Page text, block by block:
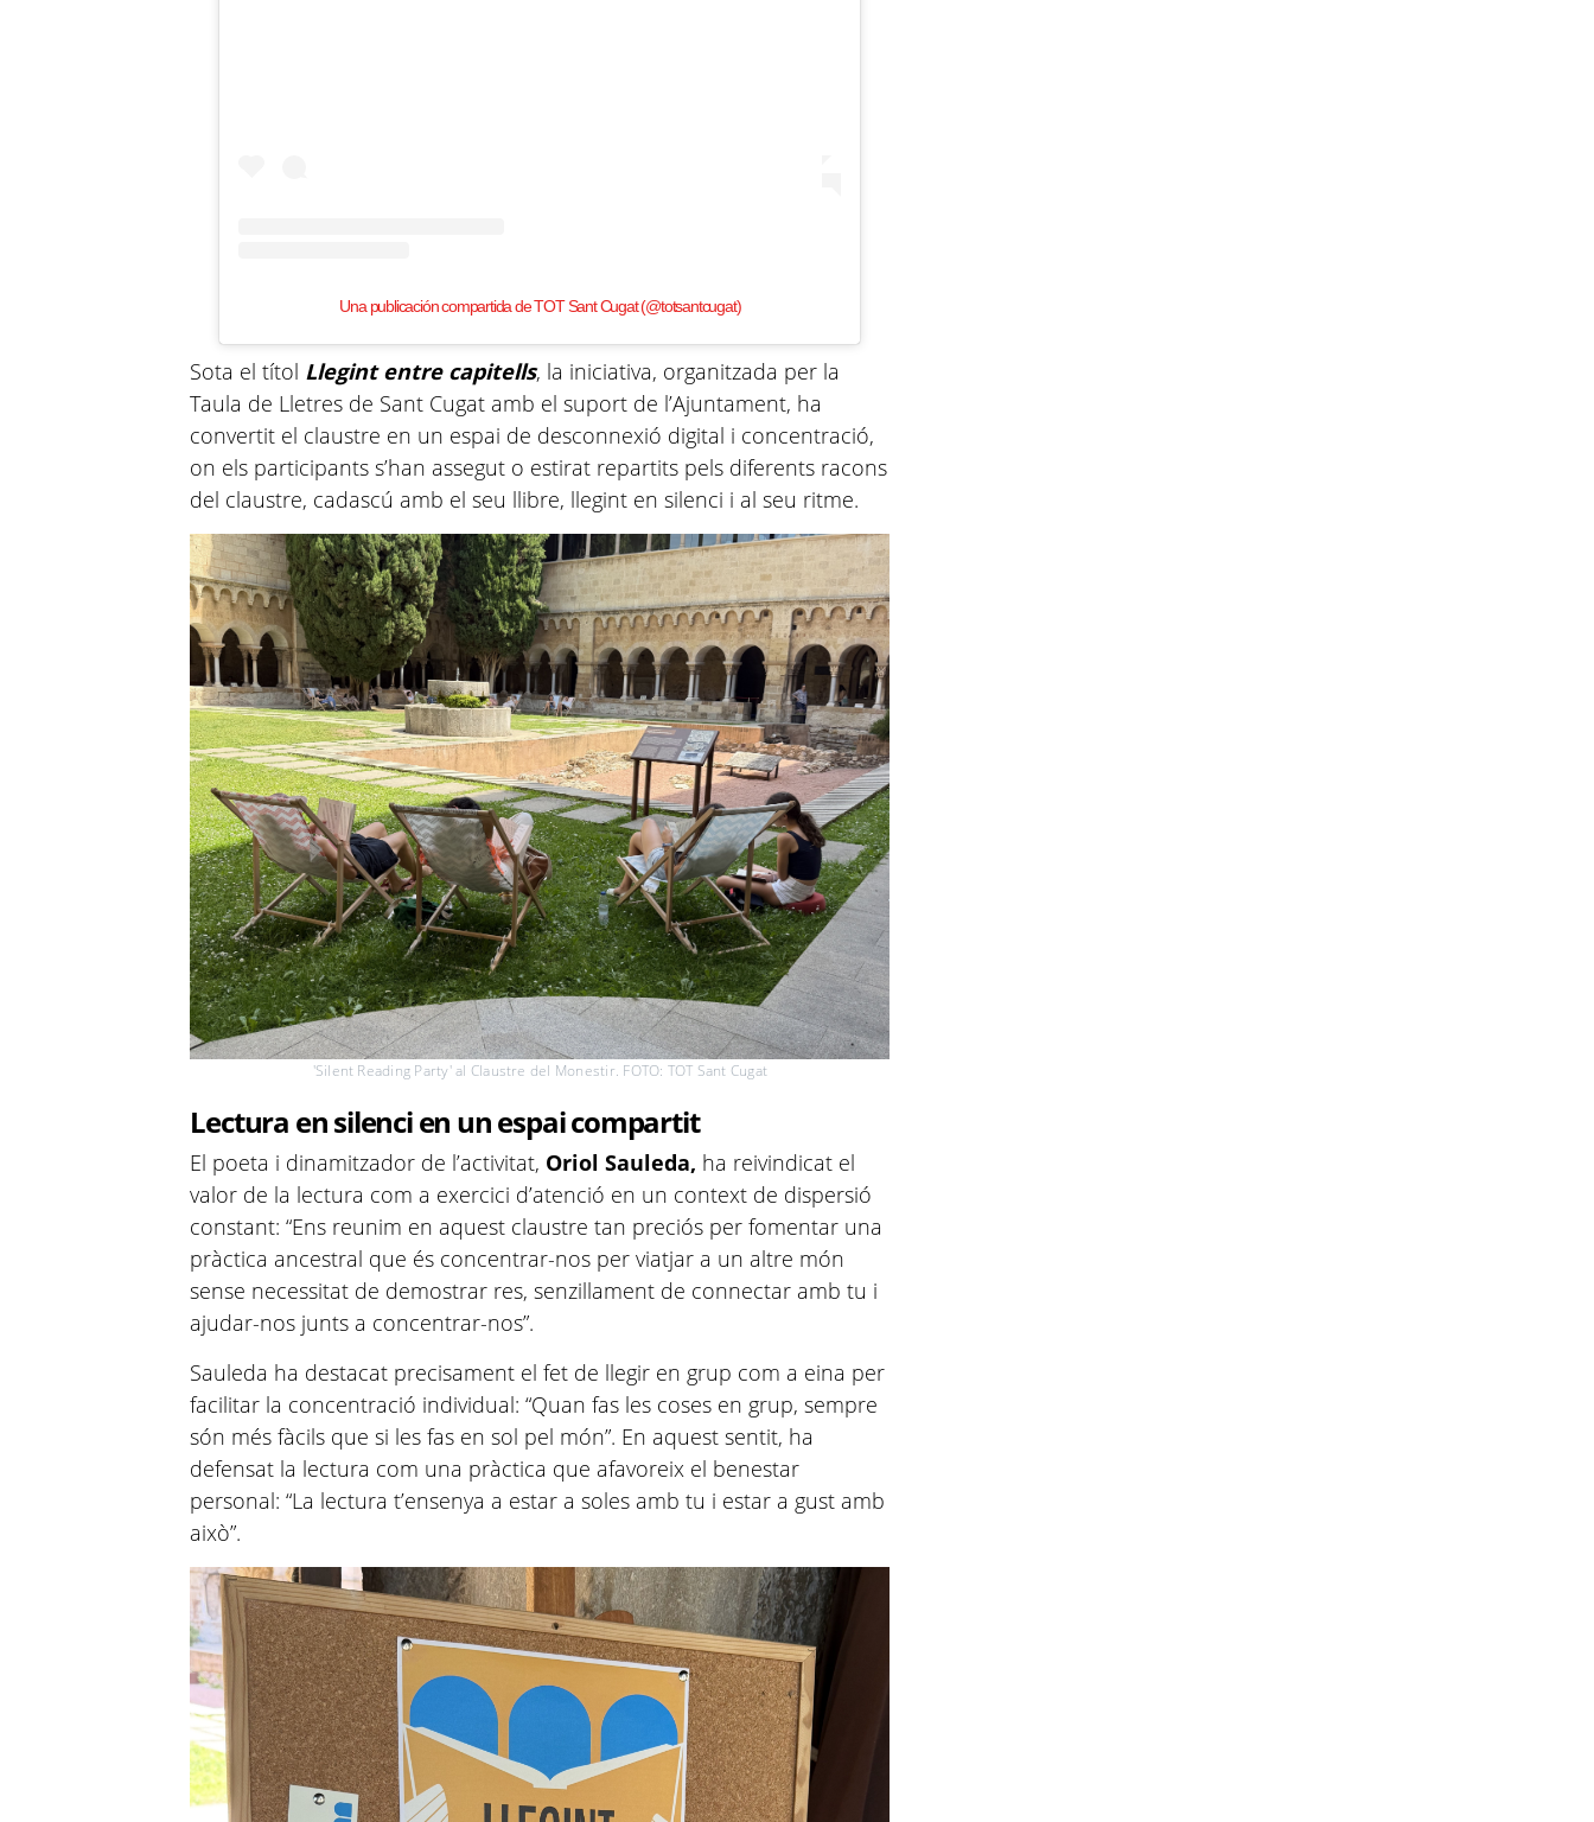
Una publicación compartida de TOT Sant Cugat (@totsantcugat)
Sota el títol Llegint entre capitells, la iniciativa, organitzada per la
Taula de Lletres de Sant Cugat amb el suport de l’Ajuntament, ha
convertit el claustre en un espai de desconnexió digital i concentració,
on els participants s’han assegut o estirat repartits pels diferents racons
del claustre, cadascú amb el seu llibre, llegint en silenci i al seu ritme.
'Silent Reading Party' al Claustre del Monestir. FOTO: TOT Sant Cugat
Lectura en silenci en un espai compartit
El poeta i dinamitzador de l’activitat, Oriol Sauleda, ha reivindicat el
valor de la lectura com a exercici d’atenció en un context de dispersió
constant: “Ens reunim en aquest claustre tan preciós per fomentar una
pràctica ancestral que és concentrar-nos per viatjar a un altre món
sense necessitat de demostrar res, senzillament de connectar amb tu i
ajudar-nos junts a concentrar-nos”.
Sauleda ha destacat precisament el fet de llegir en grup com a eina per
facilitar la concentració individual: “Quan fas les coses en grup, sempre
són més fàcils que si les fas en sol pel món”. En aquest sentit, ha
defensat la lectura com una pràctica que afavoreix el benestar
personal: “La lectura t’ensenya a estar a soles amb tu i estar a gust amb
això”.